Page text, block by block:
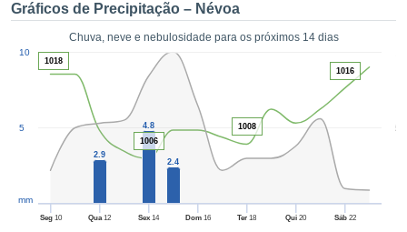
fornecer-
custo.
a
ACEITAR
CONFIGURAÇÕES
Gráficos de Precipitação – Névoa
Chuva, neve e nebulosidade para os próximos 14 dias
50
Seg10 Qua12 Sex 14 Dom16 Ter 18 Qui 20 Sáb22
5
10
mm
2.9
4.8
2.4
1018
1006
1008
1016